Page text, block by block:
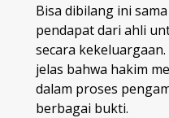
Bisa dibilang ini
pendapat dari ahli
secara
jelas bahwa hakim
dalam proses
berbagai bukti.